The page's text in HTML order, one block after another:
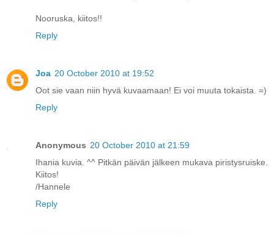
Nooruska, kiitos!!
Reply
Joa 20 October 2010 at 19:52
Oot sie vaan niin hyvä kuvaamaan! Ei voi muuta tokaista. =)
Reply
Anonymous 20 October 2010 at 21:59
Ihania kuvia. ^^ Pitkän päivän jälkeen mukava piristysruiske.
Kiitos!
/Hannele
Reply